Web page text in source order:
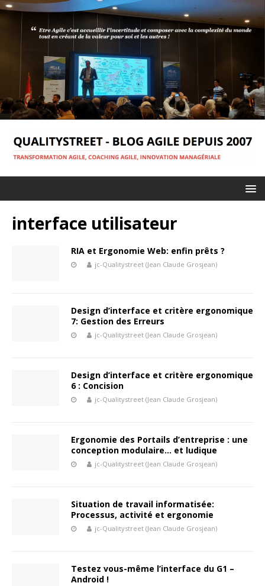
interface utilisateur
RIA et Ergonomie Web: enfin prêts ?
jc-Qualitystreet (Jean Claude Grosjean)
Design d’interface et critère ergonomique
7: Gestion des Erreurs
jc-Qualitystreet (Jean Claude Grosjean)
Design d’interface et critère ergonomique
6 : Concision
jc-Qualitystreet (Jean Claude Grosjean)
Ergonomie des Portails d’entreprise : une
conception modulaire… et ludique
jc-Qualitystreet (Jean Claude Grosjean)
Situation de travail informatisée:
Processus, activité et ergonomie
jc-Qualitystreet (Jean Claude Grosjean)
Testez vous-même l’interface du G1 –
Android !